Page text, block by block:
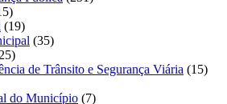
(19)
(35)
de Trânsito e Segurança Viária (15)
do Município (7)